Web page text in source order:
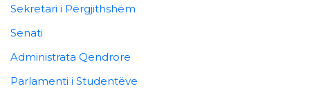
Sekretari i Përgjithshëm
Senati
Administrata Qendrore
Parlamenti i Studentëve